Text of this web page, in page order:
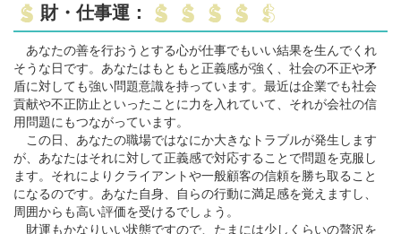
財・仕事運：
あなたの善を行おうとする心が仕事でもいい結果を生んでくれ
そうな日です。あなたはもともと正義感が強く、社会の不正や矛
盾に対しても強い問題意識を持っています。最近は企業でも社会
貢献や不正防止といったことに力を入れていて、それが会社の信
用問題にもつながっています。
この日、あなたの職場ではなにか大きなトラブルが発生します
が、あなたはそれに対して正義感で対応することで問題を克服し
ます。それによりクライアントや一般顧客の信頼を勝ち取ること
になるのです。あなた自身、自らの行動に満足感を覚えますし、
周囲からも高い評価を受けるでしょう。
財運もかなりいい状態ですので、たまには少しくらいの贅沢を